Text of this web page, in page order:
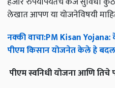
लेखात आपण या योजनेविषयी
नक्कीवाचा:PM Kisan Yojana:
पीएमकिसानयोजनेतकेलेहेबदल
पीएमस्वनिधीयोजनाआणितिचे